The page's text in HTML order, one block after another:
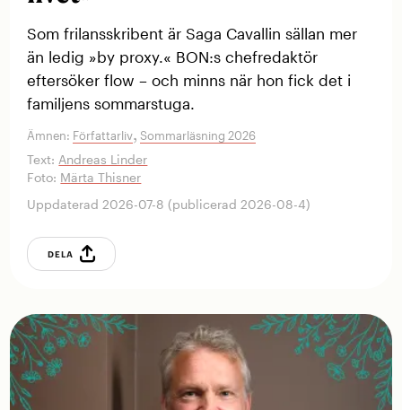
Som frilansskribent är Saga Cavallin sällan mer
än ledig »by proxy.« BON:s chefredaktör
eftersöker flow – och minns när hon fick det i
familjens sommarstuga.
Ämnen: Författarliv,Sommarläsning 2026
Text: Andreas Linder
Foto: Märta Thisner
Uppdaterad 2026-07-8 (publicerad 2026-08-4)
DELA